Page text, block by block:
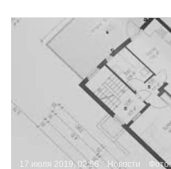
17 июля 2019, 02:56 Новости Фото: